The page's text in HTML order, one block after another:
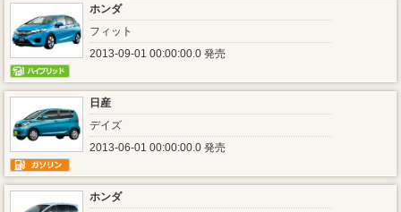
ホンダ
フィット
2013-09-01 00:00:00.0 発売
日産
デイズ
2013-06-01 00:00:00.0 発売
ホンダ